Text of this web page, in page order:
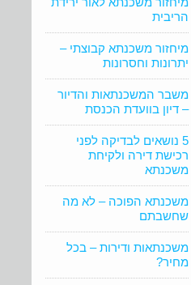
הריבית
מיחזור משכנתא קבוצתי –
יתרונות וחסרונות
משבר המשכנתאות והדיור
– דיון בוועדת הכנסת
5 נושאים לבדיקה לפני
רכישת דירה ולקיחת
משכנתא
משכנתא הפוכה – לא מה
שחשבתם
משכנתאות ודירות – בכל
מחיר?